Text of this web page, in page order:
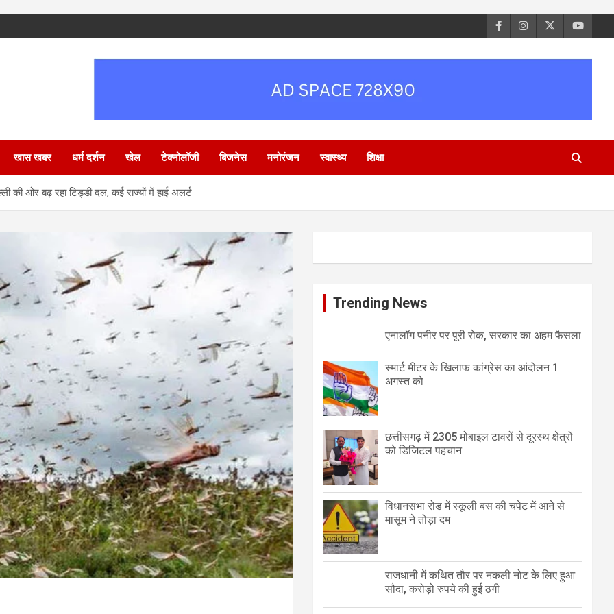
खास खबर धर्म दर्शन खेल टेक्नोलॉजी बिजनेस मनोरंजन स्वास्थ्य शिक्षा
की ओर बढ़ रहा टिड्डी दल, कई राज्यों में हाई अलर्ट
Trending News
एनालॉग पनीर पर पूरी रोक, सरकार का अहम फैसला
स्मार्ट मीटर के खिलाफ कांग्रेस का आंदोलन 1
अगस्त को
छत्तीसगढ़ में 2305 मोबाइल टावरों से दूरस्थ क्षेत्रों
को डिजिटल पहचान
विधानसभा रोड में स्कूली बस की चपेट में आने से
मासूम ने तोड़ा दम
राजधानी में कथित तौर पर नकली नोट के लिए हुआ
सौदा, करोड़ो रुपये की हुई ठगी